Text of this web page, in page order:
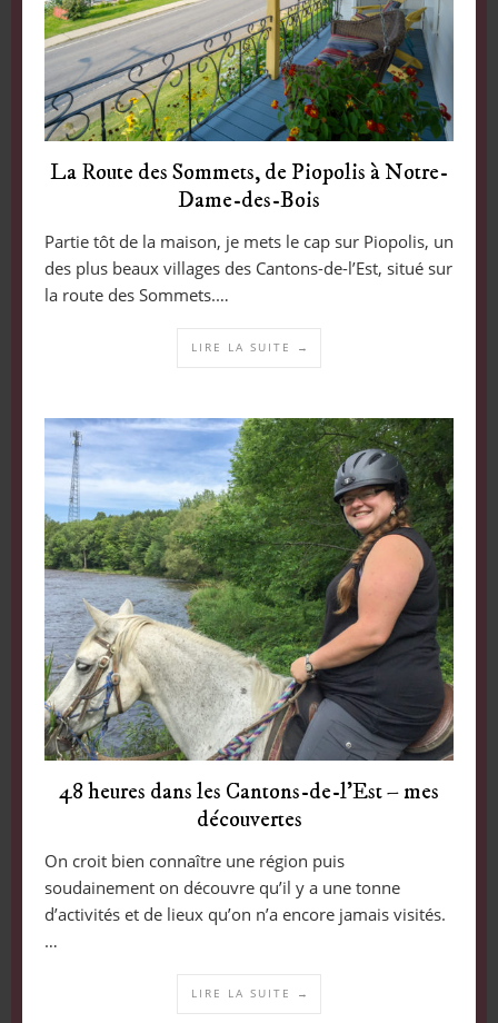
La Route des Sommets, de Piopolis à Notre-
Dame-des-Bois
Partie tôt de la maison, je mets le cap sur Piopolis, un
des plus beaux villages des Cantons-de-l’Est, situé sur
la route des Sommets.…
LIRE LA SUITE →
48 heures dans les Cantons-de-l’Est – mes
découvertes
On croit bien connaître une région puis
soudainement on découvre qu’il y a une tonne
d’activités et de lieux qu’on n’a encore jamais visités.
…
LIRE LA SUITE →